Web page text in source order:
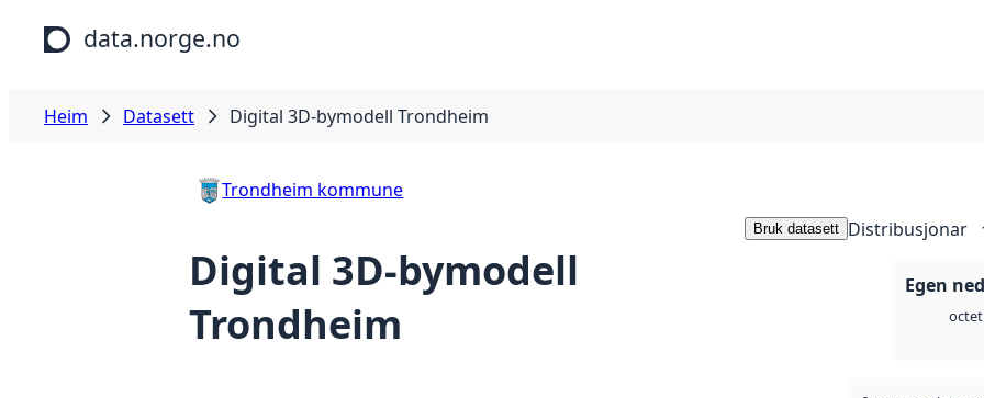
Hopp til hovudinnhald
data.norge.no
Heim Datasett Digital 3D-bymodell Trondheim
Trondheim kommune
Digital 3D-bymodell
Trondheim
Bruk datasett Distribusjonar
Egen
octet